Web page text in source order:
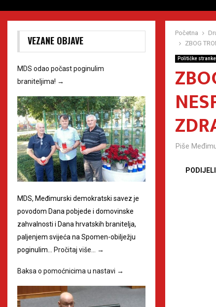
Početna
ZBOG
Političke stranke
Piše
PODIJELI
VEZANE OBJAVE
MDS odao počast poginulim
braniteljima! →
MDS, Međimurski demokratski savez je
povodom Dana pobjede i domovinske
zahvalnosti i Dana hrvatskih branitelja,
paljenjem svijeća na Spomen-obilježju
poginulim… Pročitaj više… →
Baksa o pomoćnicima u nastavi →